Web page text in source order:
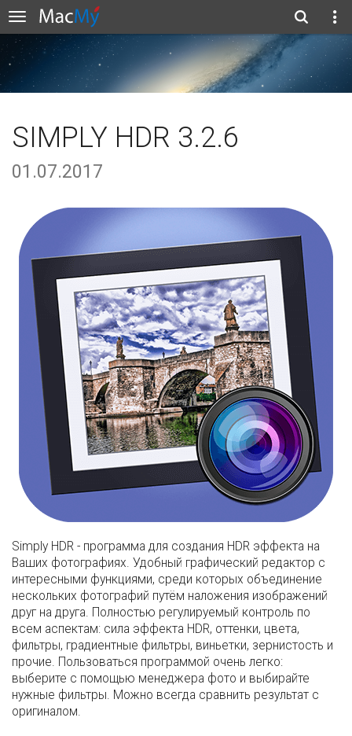
SIMPLY HDR 3.2.6
01.07.2017
Simply HDR - программа для создания HDR эффекта на
Ваших фотографиях. Удобный графический редактор с
интересными функциями, среди которых объединение
нескольких фотографий путём наложения изображений
друг на друга. Полностью регулируемый контроль по
всем аспектам: сила эффекта HDR, оттенки, цвета,
фильтры, градиентные фильтры, виньетки, зернистость и
прочие. Пользоваться программой очень легко:
выберите с помощью менеджера фото и выбирайте
нужные фильтры. Можно всегда сравнить результат с
оригиналом.